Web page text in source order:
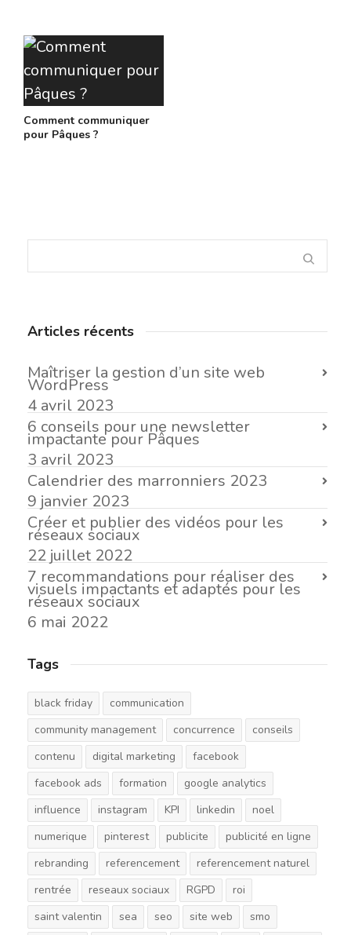
Comment communiquer
pour Pâques ?
Articles récents
Maîtriser la gestion d’un site web
WordPress
4 avril 2023
6 conseils pour une newsletter
impactante pour Pâques
3 avril 2023
Calendrier des marronniers 2023
9 janvier 2023
Créer et publier des vidéos pour les
réseaux sociaux
22 juillet 2022
7 recommandations pour réaliser des
visuels impactants et adaptés pour les
réseaux sociaux
6 mai 2022
Tags
black friday
communication
community management
concurrence
conseils
contenu
digital marketing
facebook
facebook ads
formation
google analytics
influence
instagram KPI linkedin
noel
numerique
pinterest publicite
publicité en ligne
rebranding
referencement
referencement naturel
rentrée
reseaux sociaux RGPD
roi
saint valentin
sea seo site web
smo